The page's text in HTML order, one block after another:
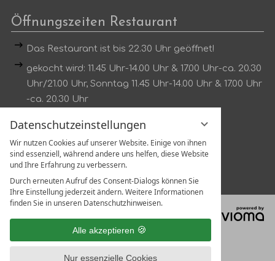
Datenschutzeinstellungen
Wir nutzen Cookies auf unserer Website. Einige von ihnen
sind essenziell, während andere uns helfen, diese Website
und Ihre Erfahrung zu verbessern.
Durch erneuten Aufruf des Consent-Dialogs können Sie
Ihre Einstellung jederzeit ändern. Weitere Informationen
finden Sie in unseren Datenschutzhinweisen.
Alle akzeptieren
Nur essenzielle Cookies
Öffnungszeiten Restaurant
Das Restaurant ist bis 22.30 Uhr geöffnet!
gekocht wird: 11.45 Uhr-14.00 Uhr & 17.00 Uhr-ca. 20.30
Uhr/21.00 Uhr, Sonntag 11.45 Uhr-14.00 Uhr & 17.00 Uhr
-ca. 20.30 Uhr
Dienstag kein Mittagstisch
Tischreservierung unter:
Tel.:07802 1319